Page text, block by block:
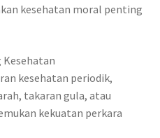
kesehatan moral penting
kesehatan periodik,
takaran gula, atau
kekuatan perkara